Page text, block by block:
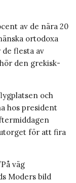
av de nära 20
ortodoxa
flesta av
den grekisk-
och
hos president
för att fira
väg
Moders bild